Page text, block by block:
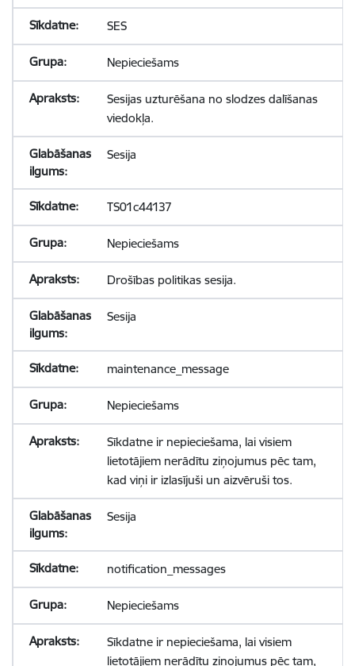
SES
Nepieciešams
Sesijas uzturēšana no slodzes dalīšanas
viedokļa.
Sesija
TS01c44137
Nepieciešams
Drošības politikas sesija.
Sesija
maintenance_message
Nepieciešams
Sīkdatne ir nepieciešama, lai visiem
lietotājiem nerādītu ziņojumus pēc tam,
kad viņi ir izlasījuši un aizvēruši tos.
Sesija
notification_messages
Nepieciešams
Sīkdatne ir nepieciešama, lai visiem
lietotājiem nerādītu ziņojumus pēc tam,